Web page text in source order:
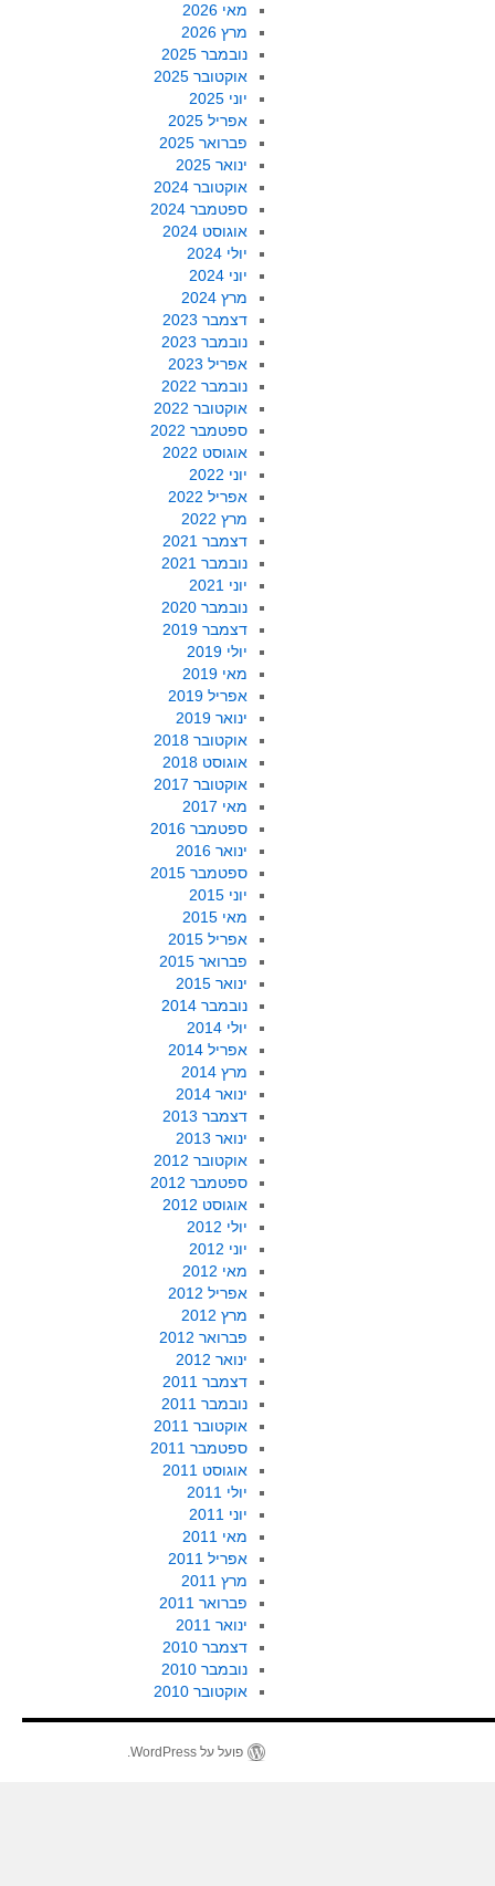
מאי 2026
מרץ 2026
נובמבר 2025
אוקטובר 2025
יוני 2025
אפריל 2025
פברואר 2025
ינואר 2025
אוקטובר 2024
ספטמבר 2024
אוגוסט 2024
יולי 2024
יוני 2024
מרץ 2024
דצמבר 2023
נובמבר 2023
אפריל 2023
נובמבר 2022
אוקטובר 2022
ספטמבר 2022
אוגוסט 2022
יוני 2022
אפריל 2022
מרץ 2022
דצמבר 2021
נובמבר 2021
יוני 2021
נובמבר 2020
דצמבר 2019
יולי 2019
מאי 2019
אפריל 2019
ינואר 2019
אוקטובר 2018
אוגוסט 2018
אוקטובר 2017
מאי 2017
ספטמבר 2016
ינואר 2016
ספטמבר 2015
יוני 2015
מאי 2015
אפריל 2015
פברואר 2015
ינואר 2015
נובמבר 2014
יולי 2014
אפריל 2014
מרץ 2014
ינואר 2014
דצמבר 2013
ינואר 2013
אוקטובר 2012
ספטמבר 2012
אוגוסט 2012
יולי 2012
יוני 2012
מאי 2012
אפריל 2012
מרץ 2012
פברואר 2012
ינואר 2012
דצמבר 2011
נובמבר 2011
אוקטובר 2011
ספטמבר 2011
אוגוסט 2011
יולי 2011
יוני 2011
מאי 2011
אפריל 2011
מרץ 2011
פברואר 2011
ינואר 2011
דצמבר 2010
נובמבר 2010
אוקטובר 2010
פועל על WordPress.